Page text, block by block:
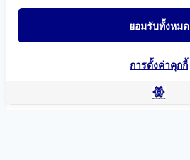
ยอมรับทั้งหมด
การตั้งค่าคุกกี้